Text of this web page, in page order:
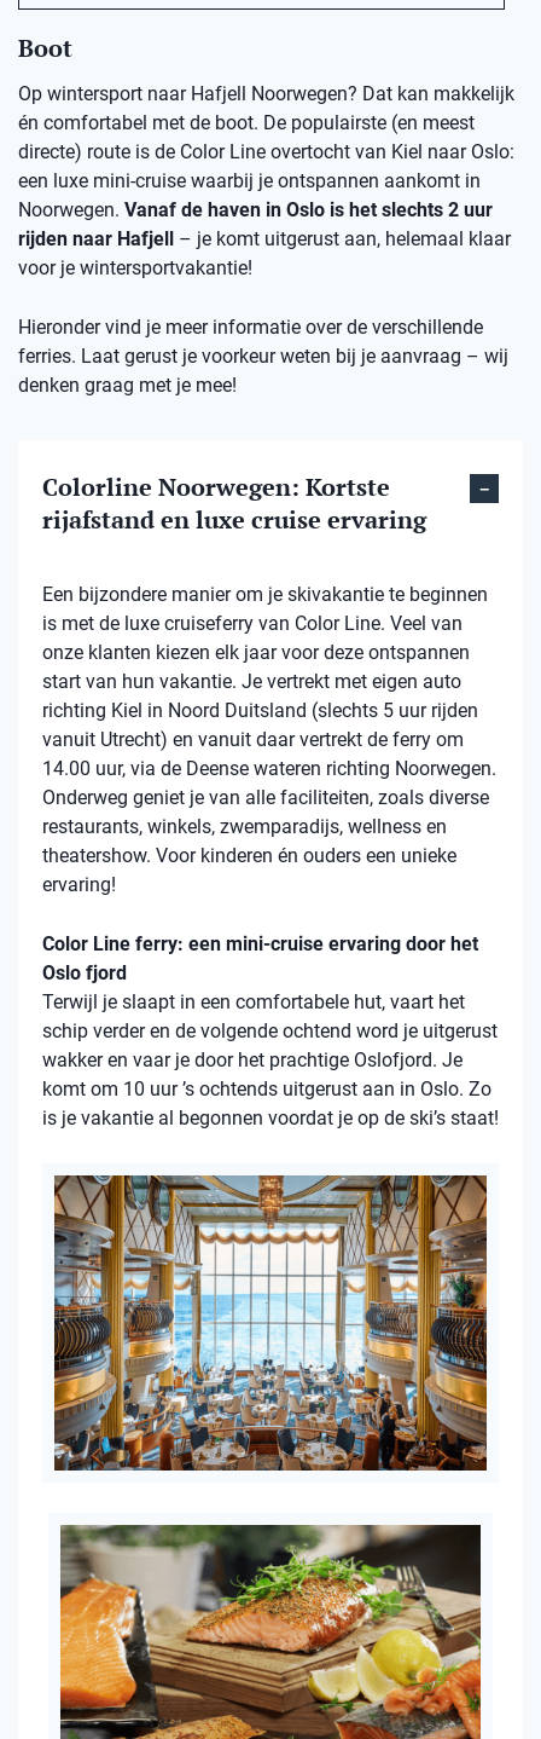
Boot
Op wintersport naar Hafjell Noorwegen? Dat kan makkelijk
én comfortabel met de boot. De populairste (en meest
directe) route is de Color Line overtocht van Kiel naar Oslo:
een luxe mini-cruise waarbij je ontspannen aankomt in
Noorwegen. Vanaf de haven in Oslo is het slechts 2 uur
rijden naar Hafjell – je komt uitgerust aan, helemaal klaar
voor je wintersportvakantie!
Hieronder vind je meer informatie over de verschillende
ferries. Laat gerust je voorkeur weten bij je aanvraag – wij
denken graag met je mee!
Colorline Noorwegen: Kortste
rijafstand en luxe cruise ervaring
Een bijzondere manier om je skivakantie te beginnen
is met de luxe cruiseferry van Color Line. Veel van
onze klanten kiezen elk jaar voor deze ontspannen
start van hun vakantie. Je vertrekt met eigen auto
richting Kiel in Noord Duitsland (slechts 5 uur rijden
vanuit Utrecht) en vanuit daar vertrekt de ferry om
14.00 uur, via de Deense wateren richting Noorwegen.
Onderweg geniet je van alle faciliteiten, zoals diverse
restaurants, winkels, zwemparadijs, wellness en
theatershow. Voor kinderen én ouders een unieke
ervaring!
Color Line ferry: een mini-cruise ervaring door het
Oslo fjord
Terwijl je slaapt in een comfortabele hut, vaart het
schip verder en de volgende ochtend word je uitgerust
wakker en vaar je door het prachtige Oslofjord. Je
komt om 10 uur ’s ochtends uitgerust aan in Oslo. Zo
is je vakantie al begonnen voordat je op de ski’s staat!